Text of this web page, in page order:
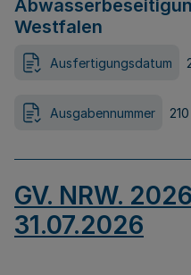
Westfalen
Ausfertigungsdatum
Ausgabennummer 210
GV. NRW.
31.07.2026